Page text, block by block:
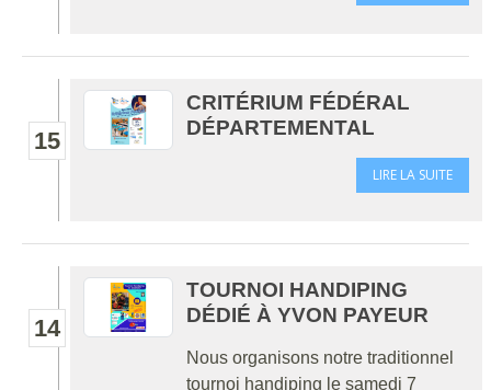
15
CRITÉRIUM FÉDÉRAL
DÉPARTEMENTAL
LIRE LA SUITE
14
TOURNOI HANDIPING
DÉDIÉ À YVON PAYEUR
Nous organisons notre traditionnel
tournoi handiping le samedi 7